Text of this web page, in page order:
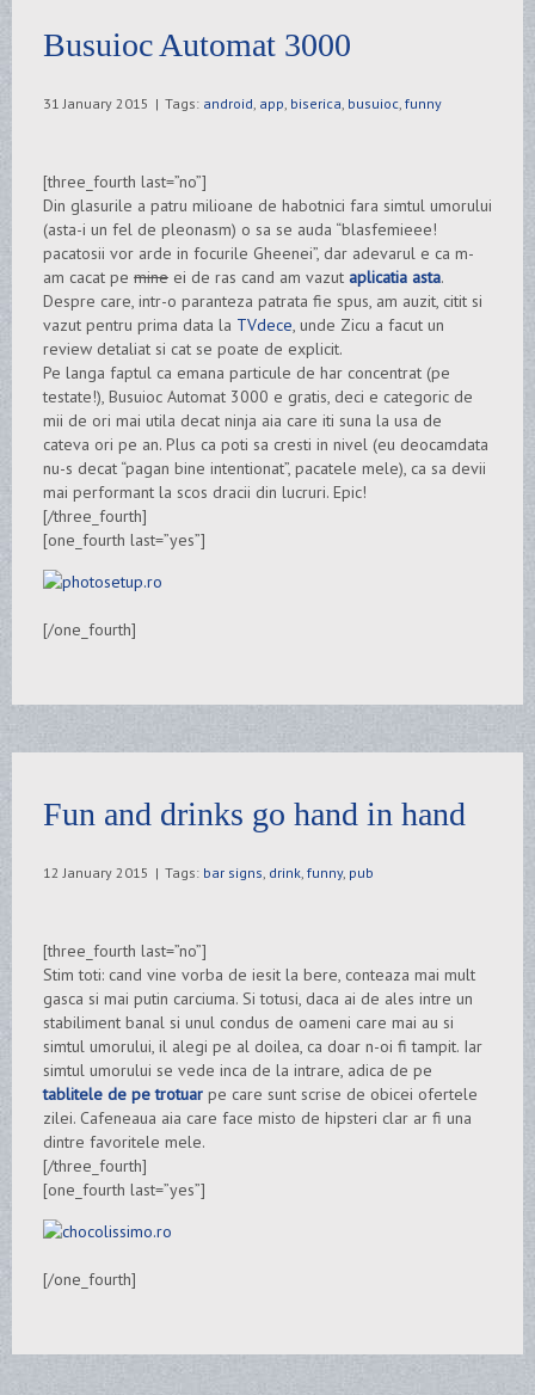
Busuioc Automat 3000
31 January 2015 | Tags: android app biserica busuioc funny
[three_fourth last=”no”]
Din glasurile a patru milioane de habotnici fara simtul umorului
(asta-i un fel de pleonasm) o sa se auda “blasfemieee!
pacatosii vor arde in focurile Gheenei”, dar adevarul e ca m-
am cacat pe mine ei de ras cand am vazut aplicatia asta.
Despre care, intr-o paranteza patrata fie spus, am auzit, citit si
vazut pentru prima data la TVdece, unde Zicu a facut un
review detaliat si cat se poate de explicit.
Pe langa faptul ca emana particule de har concentrat (pe
testate!), Busuioc Automat 3000 e gratis, deci e categoric de
mii de ori mai utila decat ninja aia care iti suna la usa de
cateva ori pe an. Plus ca poti sa cresti in nivel (eu deocamdata
nu-s decat “pagan bine intentionat”, pacatele mele), ca sa devii
mai performant la scos dracii din lucruri. Epic!
[/three_fourth]
[one_fourth last=”yes”]
[/one_fourth]
Fun and drinks go hand in hand
12 January 2015 | Tags: bar signs drink funny, pub
[three_fourth last=”no”]
Stim toti: cand vine vorba de iesit la bere, conteaza mai mult
gasca si mai putin carciuma. Si totusi, daca ai de ales intre un
stabiliment banal si unul condus de oameni care mai au si
simtul umorului, il alegi pe al doilea, ca doar n-oi fi tampit. Iar
simtul umorului se vede inca de la intrare, adica de pe
tablitele de pe trotuar pe care sunt scrise de obicei ofertele
zilei. Cafeneaua aia care face misto de hipsteri clar ar fi una
dintre favoritele mele.
[/three_fourth]
[one_fourth last=”yes”]
[/one_fourth]